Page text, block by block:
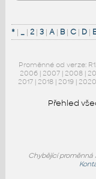
*| _| 2| 3| A| B| C| D|
Proměnné od verze:
2006 | 2007 | 2008 |
2017 | 2018 | 2019 | 2020
Přehled
Chybějící proměnná